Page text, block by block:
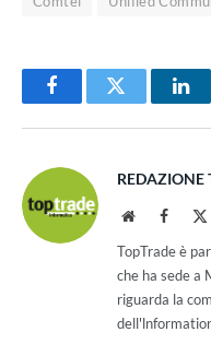
FacebookTwitter
REDAZIONE
Website
TopTrade è
che ha sede a
riguarda la